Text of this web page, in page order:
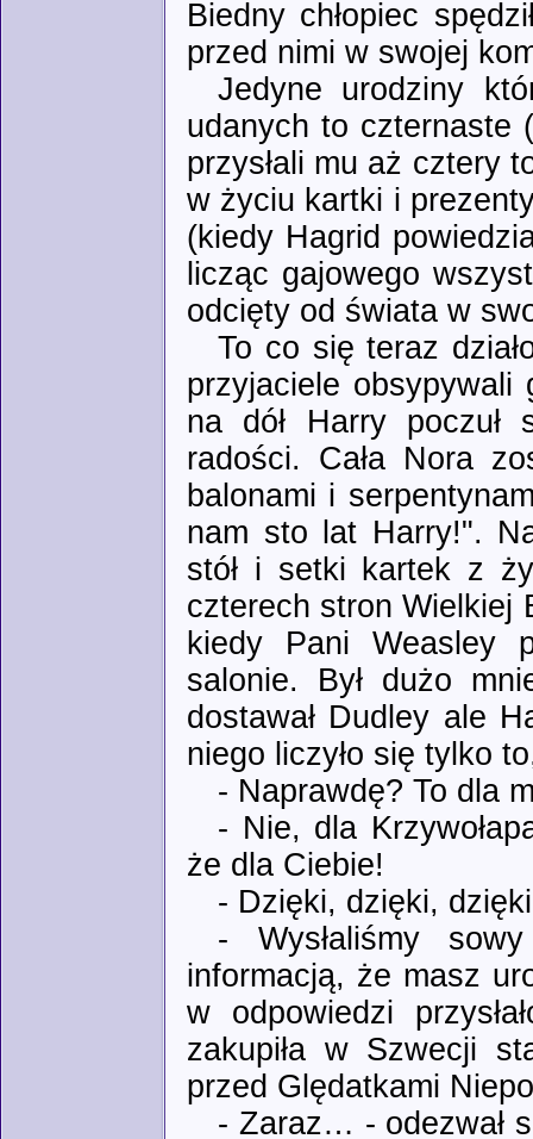
Biedny chłopiec
przed nimi w swojej
Jedyne urodziny
udanych to czternaste
przysłali mu aż cztery
w życiu kartki i
(kiedy Hagrid
licząc gajowego
odcięty od świata w
To co się teraz
przyjaciele obsypywali
na dół Harry poczuł
radości. Cała Nora
balonami i
nam sto lat Harry!".
stół i setki kartek z
czterech stron Wielkiej
kiedy Pani Weasley
salonie. Był dużo
dostawał Dudley ale
niego liczyło się tylko
- Naprawdę? To dla
- Nie, dla
że dla Ciebie!
- Dzięki, dzięki,
- Wysłaliśmy
informacją, że masz
w odpowiedzi
zakupiła w Szwecji
przed Ględatkami
- Zaraz… - odezwał